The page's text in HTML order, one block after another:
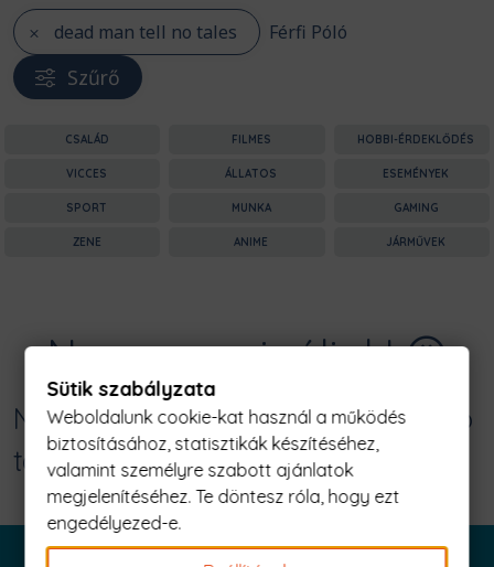
dead man tell no tales Férfi Póló
Szűrő
CSALÁD FILMES HOBBI-ÉRDEKLŐDÉS
VICCES ÁLLATOS ESEMÉNYEK
SPORT MUNKA GAMING
ZENE ANIME JÁRMŰVEK
Nagyon sajnáljuk! 😥
Nincs találat erre: "dead man tell no
tales Férfi Póló"
Sütik szabályzata
Weboldalunk cookie-kat használ a működés
biztosításához, statisztikák készítéséhez,
valamint személyre szabott ajánlatok
megjelenítéséhez. Te döntesz róla, hogy ezt
engedélyezed-e.